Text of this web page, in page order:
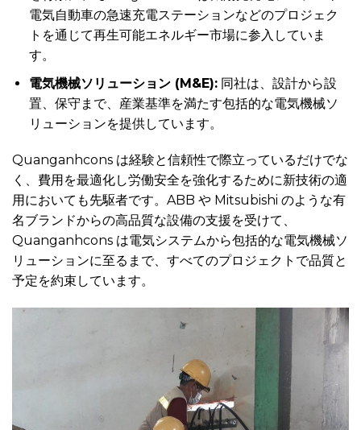
電気自動車の急速充電ステーションなどのプロジェク
トを通じて再生可能エネルギー市場に参入していま
す。
電気機械ソリューション (M&E):同社は、設計から設
置、保守まで、産業基準を満たす包括的な電気機械ソ
リューションを提供しています。
Quanganhcons は経験と信頼性で際立っているだけでな
く、費用を最適化し労働安全を強化するために新技術の適
用においても先駆者です。ABB や Mitsubishi のような有
名ブランドからの高品質な設備の支援を受けて、
Quanganhcons は電気システムから包括的な電気機械ソ
リューションに至るまで、すべてのプロジェクトで品質と
予定を約束しています。